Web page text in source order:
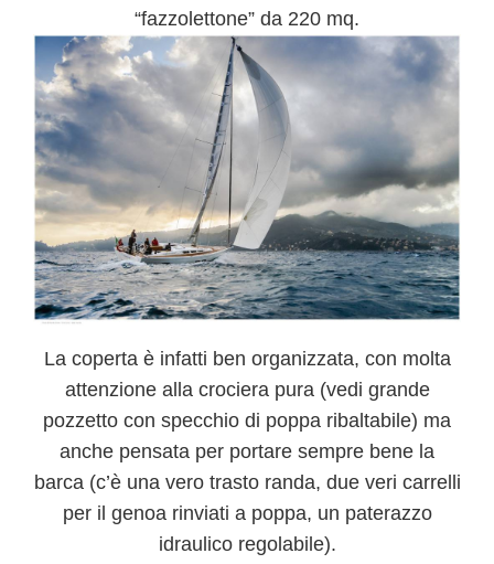
“fazzolettone” da 220 mq.
La coperta è infatti ben organizzata, con molta
attenzione alla crociera pura (vedi grande
pozzetto con specchio di poppa ribaltabile) ma
anche pensata per portare sempre bene la
barca (c’è una vero trasto randa, due veri carrelli
per il genoa rinviati a poppa, un paterazzo
idraulico regolabile).